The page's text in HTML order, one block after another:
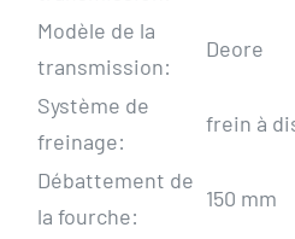
Modèle de la
transmission:
Deore
Système de
freinage:
frein à
Débattement de
la fourche:
150 mm